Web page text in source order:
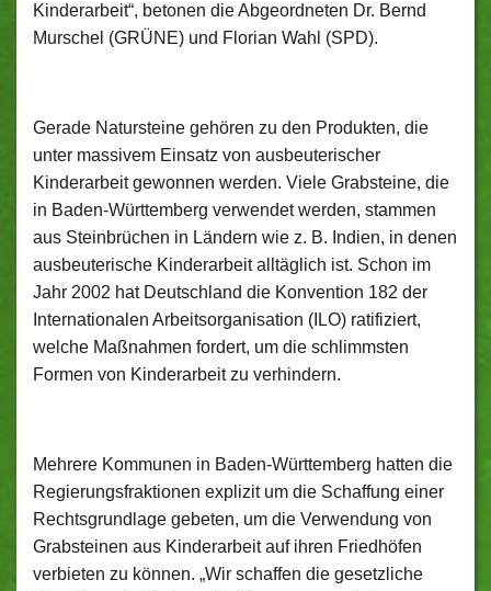
Kinderarbeit“, betonen die Abgeordneten Dr. Bernd
Murschel (GRÜNE) und Florian Wahl (SPD).
Gerade Natursteine gehören zu den Produkten, die
unter massivem Einsatz von ausbeuterischer
Kinderarbeit gewonnen werden. Viele Grabsteine, die
in Baden-Württemberg verwendet werden, stammen
aus Steinbrüchen in Ländern wie z. B. Indien, in denen
ausbeuterische Kinderarbeit alltäglich ist. Schon im
Jahr 2002 hat Deutschland die Konvention 182 der
Internationalen Arbeitsorganisation (ILO) ratifiziert,
welche Maßnahmen fordert, um die schlimmsten
Formen von Kinderarbeit zu verhindern.
Mehrere Kommunen in Baden-Württemberg hatten die
Regierungsfraktionen explizit um die Schaffung einer
Rechtsgrundlage gebeten, um die Verwendung von
Grabsteinen aus Kinderarbeit auf ihren Friedhöfen
verbieten zu können. „Wir schaffen die gesetzliche